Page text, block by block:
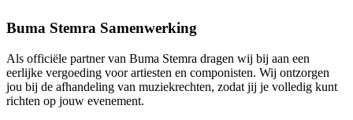
Buma Stemra Samenwerking
Als officiële partner van Buma Stemra dragen wij bij aan een
eerlijke vergoeding voor artiesten en componisten. Wij ontzorgen
jou bij de afhandeling van muziekrechten, zodat jij je volledig kunt
richten op jouw evenement.